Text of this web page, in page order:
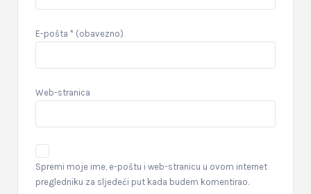
E-pošta * (obavezno)
Web-stranica
Spremi moje ime, e-poštu i web-stranicu u ovom internet
pregledniku za sljedeći put kada budem komentirao.